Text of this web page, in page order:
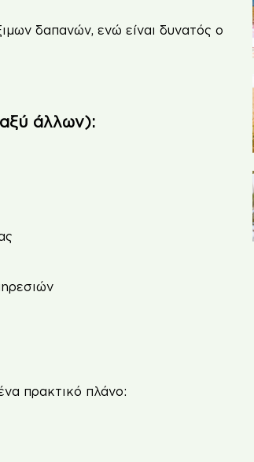
δαπανών, ενώ είναι δυνατός ο
άλλων):
πρακτικό πλάνο: